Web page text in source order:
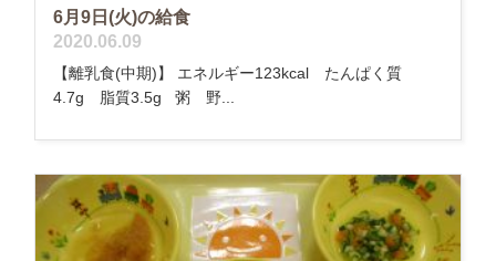
6月9日(火)の給食
2020.06.09
【離乳食(中期)】 エネルギー123kcal たんぱく質
4.7g 脂質3.5g 粥 野...